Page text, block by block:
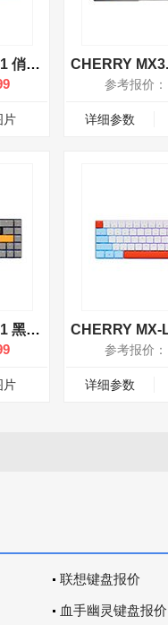
CHERRY MX-LP 2.1 俏佳人
片
参考报价：
详细参数
CHERRY MX-LP 2.1 黑武士
片
参考报价：
详细参数
联想键盘报价
血手幽灵键盘报价